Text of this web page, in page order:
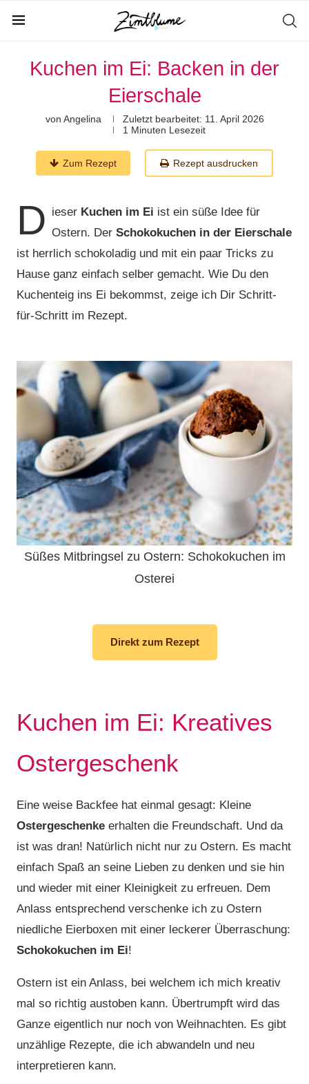
Kuchen im Ei: Backen in der
Eierschale
von Angelina Zuletzt bearbeitet: 11. April 2026
1 Minuten Lesezeit
Zum Rezept Rezept ausdrucken
D ieser Kuchen im Ei ist ein süße Idee für
Ostern. Der Schokokuchen in der Eierschale
ist herrlich schokoladig und mit ein paar Tricks zu
Hause ganz einfach selber gemacht. Wie Du den
Kuchenteig ins Ei bekommst, zeige ich Dir Schritt-
für-Schritt im Rezept.
Süßes Mitbringsel zu Ostern: Schokokuchen im
Osterei
Direkt zum Rezept
Kuchen im Ei: Kreatives
Ostergeschenk
Eine weise Backfee hat einmal gesagt: Kleine
Ostergeschenke erhalten die Freundschaft. Und da
ist was dran! Natürlich nicht nur zu Ostern. Es macht
einfach Spaß an seine Lieben zu denken und sie hin
und wieder mit einer Kleinigkeit zu erfreuen. Dem
Anlass entsprechend verschenke ich zu Ostern
niedliche Eierboxen mit einer leckerer Überraschung:
Schokokuchen im Ei!
Ostern ist ein Anlass, bei welchem ich mich kreativ
mal so richtig austoben kann. Übertrumpft wird das
Ganze eigentlich nur noch von Weihnachten. Es gibt
unzählige Rezepte, die ich abwandeln und neu
interpretieren kann.